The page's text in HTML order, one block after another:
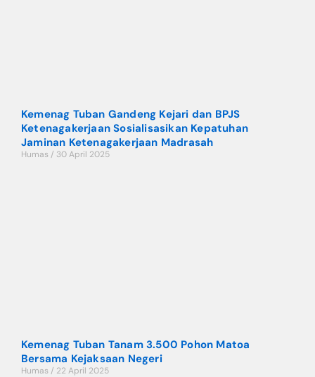
Kemenag Tuban Gandeng Kejari dan BPJS
Ketenagakerjaan Sosialisasikan Kepatuhan
Jaminan Ketenagakerjaan Madrasah
Humas 30 April 2025
Kemenag Tuban Tanam 3.500 Pohon Matoa
Bersama Kejaksaan Negeri
Humas 22 April 2025